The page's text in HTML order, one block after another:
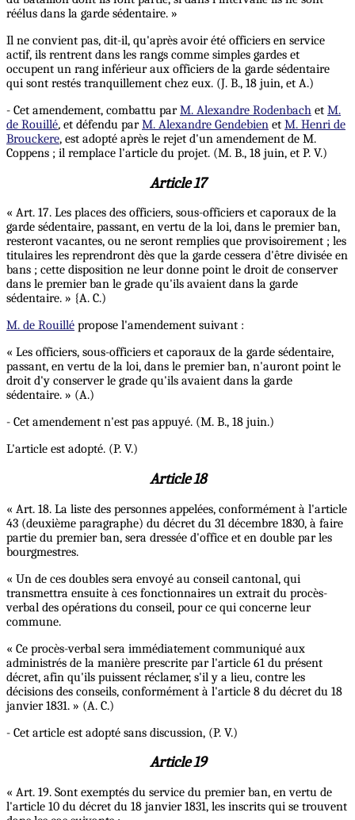
réélus dans la garde sédentaire. »
Il ne convient pas, dit-il, qu'après avoir été officiers en service
actif, ils rentrent dans les rangs comme simples gardes et
occupent un rang inférieur aux officiers de la garde sédentaire
qui sont restés tranquillement chez eux. (J. B., 18 juin, et A.)
- Cet amendement, combattu parM. Alexandre Rodenbach et M.
de Rouillé, et défendu parM. Alexandre Gendebien et M. Henri de
Brouckere, est adopté après le rejet d'un amendement de M.
Coppens ; il remplace l'article du projet. (M. B., 18 juin, et P. V.)
Article 17
« Art. 17. Les places des officiers, sous-officiers et caporaux de la
garde sédentaire, passant, en vertu de la loi, dans le premier ban,
resteront vacantes, ou ne seront remplies que provisoirement ; les
titulaires les reprendront dès que la garde cessera d'être divisée en
bans ; cette disposition ne leur donne point le droit de conserver
dans le premier ban le grade qu'ils avaient dans la garde
sédentaire. » {A. C.)
M. de Rouillé propose l'amendement suivant :
« Les officiers, sous-officiers et caporaux de la garde sédentaire,
passant, en vertu de la loi, dans le premier ban, n'auront point le
droit d'y conserver le grade qu'ils avaient dans la garde
sédentaire. » (A.)
- Cet amendement n'est pas appuyé. (M. B., 18 juin.)
L'article est adopté. (P. V.)
Article 18
« Art. 18. La liste des personnes appelées, conformément à l'article
43 (deuxième paragraphe) du décret du 31 décembre 1830, à faire
partie du premier ban, sera dressée d'office et en double par les
bourgmestres.
« Un de ces doubles sera envoyé au conseil cantonal, qui
transmettra ensuite à ces fonctionnaires un extrait du procès-
verbal des opérations du conseil, pour ce qui concerne leur
commune.
« Ce procès-verbal sera immédiatement communiqué aux
administrés de la manière prescrite par l'article 61 du présent
décret, afin qu'ils puissent réclamer, s'il y a lieu, contre les
décisions des conseils, conformément à l'article 8 du décret du 18
janvier 1831. » (A. C.)
- Cet article est adopté sans discussion, (P. V.)
Article 19
« Art. 19. Sont exemptés du service du premier ban, en vertu de
l'article 10 du décret du 18 janvier 1831, les inscrits qui se trouvent